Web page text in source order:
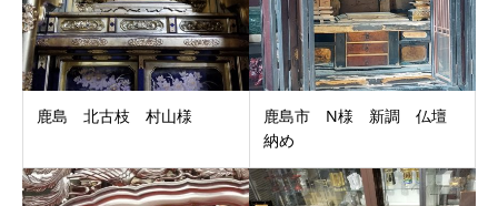
鹿島 北古枝 村山様
鹿島市 N様 新調 仏壇
納め